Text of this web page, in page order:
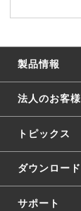
製品情報
法人のお客様
トピックス
ダウンロード
サポート